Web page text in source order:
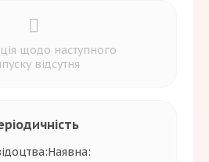
щодо наступного
відсутня
Наявна: